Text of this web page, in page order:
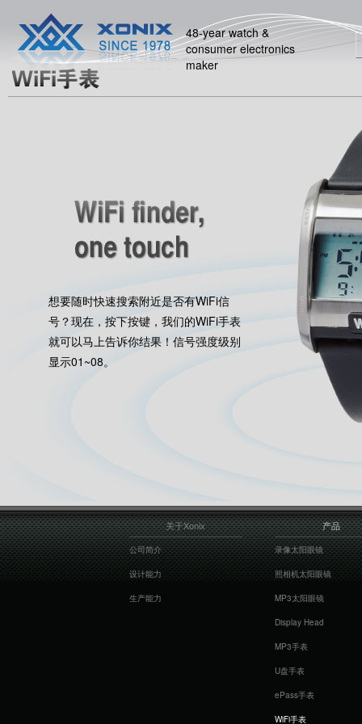
48-year watch &
consumer electronics
maker
想要随时快速搜索附近是否有WiFi信
号？现在，按下按键，我们的WiFi手表
就可以马上告诉你结果！信号强度级别
显示01~08。
关于Xonix
公司简介
设计能力
生产能力
产品
录像太阳眼镜
照相机太阳眼镜
MP3太阳眼镜
Display Head
MP3手表
U盘手表
ePass手表
WiFi手表